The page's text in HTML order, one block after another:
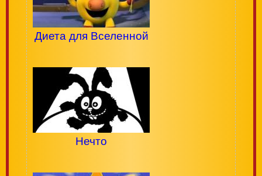
Диета для Вселенной
Нечто